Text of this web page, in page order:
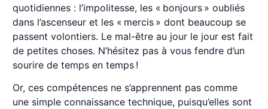
quotidiennes : l’impolitesse, les « bonjours » oubliés
dans l’ascenseur et les « mercis » dont beaucoup se
passent volontiers. Le mal-être au jour le jour est fait
de petites choses. N’hésitez pas à vous fendre d’un
sourire de temps en temps !
Or, ces compétences ne s’apprennent pas comme
une simple connaissance technique, puisqu’elles sont